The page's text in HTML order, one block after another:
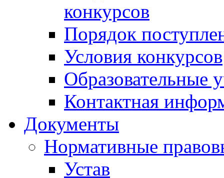
конкурсов
Порядок
Условия конкурсов
Образовательные
Контактная
Документы
Нормативные
Устав